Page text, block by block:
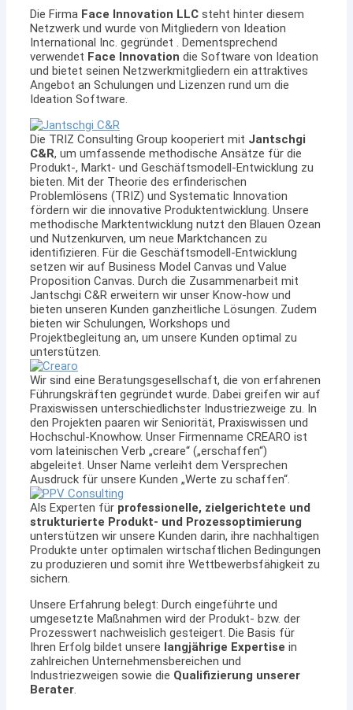
Die Firma Face Innovation LLC steht hinter diesem
Netzwerk und wurde von Mitgliedern von Ideation
International Inc. gegründet . Dementsprechend
verwendet Face Innovation die Software von Ideation
und bietet seinen Netzwerkmitgliedern ein attraktives
Angebot an Schulungen und Lizenzen rund um die
Ideation Software.
Die TRIZ Consulting Group kooperiert mit Jantschgi
C&R, um umfassende methodische Ansätze für die
Produkt-, Markt- und Geschäftsmodell-Entwicklung zu
bieten. Mit der Theorie des erfinderischen
Problemlösens (TRIZ) und Systematic Innovation
fördern wir die innovative Produktentwicklung. Unsere
methodische Marktentwicklung nutzt den Blauen Ozean
und Nutzenkurven, um neue Marktchancen zu
identifizieren. Für die Geschäftsmodell-Entwicklung
setzen wir auf Business Model Canvas und Value
Proposition Canvas. Durch die Zusammenarbeit mit
Jantschgi C&R erweitern wir unser Know-how und
bieten unseren Kunden ganzheitliche Lösungen. Zudem
bieten wir Schulungen, Workshops und
Projektbegleitung an, um unsere Kunden optimal zu
unterstützen.
Wir sind eine Beratungsgesellschaft, die von erfahrenen
Führungskräften gegründet wurde. Dabei greifen wir auf
Praxiswissen unterschiedlichster Industriezweige zu. In
den Projekten paaren wir Seniorität, Praxiswissen und
Hochschul-Knowhow. Unser Firmenname CREARO ist
vom lateinischen Verb „creare“ („erschaffen“)
abgeleitet. Unser Name verleiht dem Versprechen
Ausdruck für unsere Kunden „Werte zu schaffen“.
Als Experten für professionelle, zielgerichtete und
strukturierte Produkt- und Prozessoptimierung
unterstützen wir unsere Kunden darin, ihre nachhaltigen
Produkte unter optimalen wirtschaftlichen Bedingungen
zu produzieren und somit ihre Wettbewerbsfähigkeit zu
sichern.
Unsere Erfahrung belegt: Durch eingeführte und
umgesetzte Maßnahmen wird der Produkt- bzw. der
Prozesswert nachweislich gesteigert. Die Basis für
Ihren Erfolg bildet unsere langjährige Expertise in
zahlreichen Unternehmensbereichen und
Industriezweigen sowie die Qualifizierung unserer
Berater.